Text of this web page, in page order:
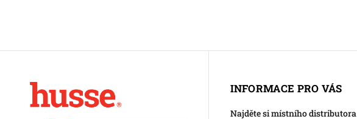
INFORMACE PRO VÁS
Najděte si místního distributora